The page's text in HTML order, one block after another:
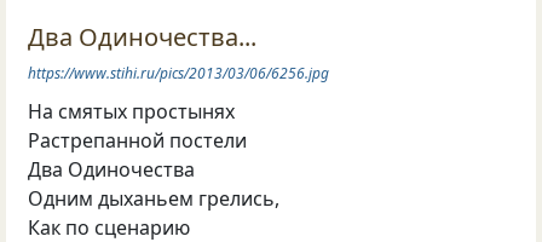
Два Одиночества...
https://www.stihi.ru/pics/2013/03/06/6256.jpg
На смятых простынях
Растрепанной постели
Два Одиночества
Одним дыханьем грелись,
Как по сценарию